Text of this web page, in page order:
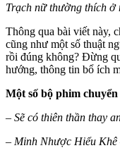
Trạch nữ thường thích ở
Thông qua bài viết này,
cũng như một số thuật
rồi đúng không? Đừng
hướng, thông tin bổ ích
Một số bộ phim
– Sẽ có thiên thần thay
– Minh Nhược Hiểu Khê